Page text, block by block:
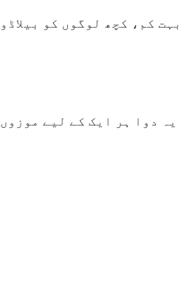
بہت کم، کچھ لوگوں کو
یہ دوا ہر ایک کے لیے